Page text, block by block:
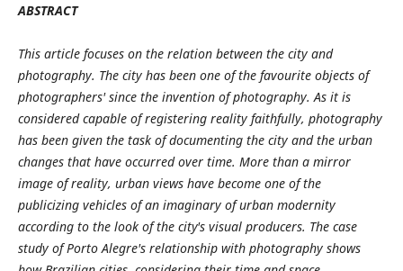
ABSTRACT
This article focuses on the relation between the city and
photography. The city has been one of the favourite objects of
photographers' since the invention of photography. As it is
considered capable of registering reality faithfully, photography
has been given the task of documenting the city and the urban
changes that have occurred over time. More than a mirror
image of reality, urban views have become one of the
publicizing vehicles of an imaginary of urban modernity
according to the look of the city's visual producers. The case
study of Porto Alegre's relationship with photography shows